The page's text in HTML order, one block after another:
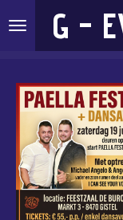
Ga
de
hoofdinhoud
G -